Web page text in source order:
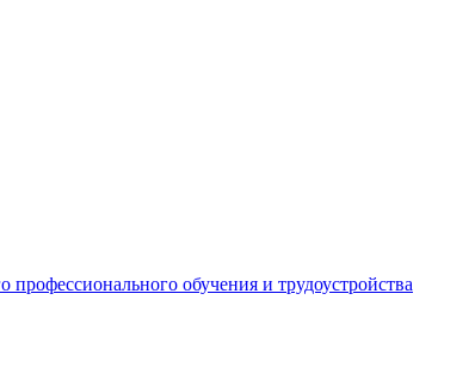
обучения и трудоустройства